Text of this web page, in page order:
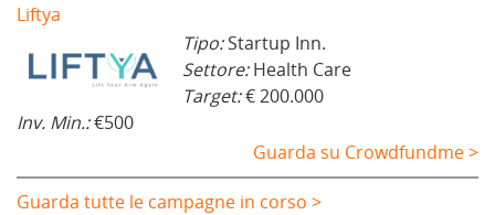
Liftya
Tipo:Startup Inn.
Settore:Health Care
Target:€ 200.000
Inv. Min.:€500
Guarda su Crowdfundme >
Guarda tutte le campagne in corso >